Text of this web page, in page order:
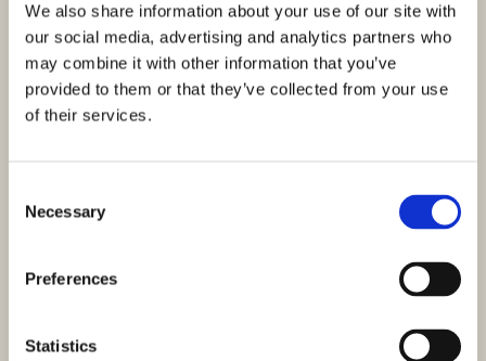
We also share information about your use of our site with
our social media, advertising and analytics partners who
may combine it with other information that you’ve
provided to them or that they’ve collected from your use
of their services.
Selection
Necessary
Preferences
Statistics